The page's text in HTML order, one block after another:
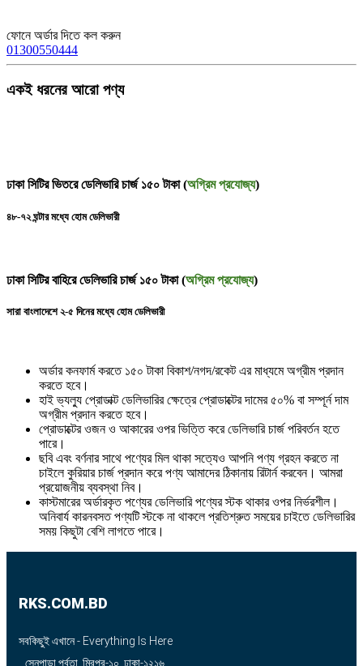
ফোনে অর্ডার দিতে কল করুন
01300550444
একই ধরনের আরো পণ্য
ঢাকা সিটির ভিতরে ডেলিভারি চার্জ ১৫০ টাকা (অগ্রিম প্রযোজ্য)
৪৮-৭২ ঘন্টার মধ্যে হোম ডেলিভারী
ঢাকা সিটির বাহিরে ডেলিভারি চার্জ ১৫০ টাকা (অগ্রিম প্রযোজ্য)
সারা বাংলাদেশে ২-৫ দিনের মধ্যে হোম ডেলিভারী
অর্ডার কনফার্ম করতে ১৫০ টাকা বিকাশ/নগদ/রকেট এর মাধ্যমে অগ্রীম প্রদান
করতে হবে।
হাই ভ্যল্যু প্রোডাক্ট ডেলিভারির ক্ষেত্রে প্রোডাক্টের দামের ৫০% বা সম্পূর্ন দাম
অগ্রীম প্রদান করতে হবে।
প্রোডাক্টের ওজন ও আকারের ওপর ভিত্তি করে ডেলিভারি চার্জ পরিবর্তন হতে
পারে।
ছবি এবং বর্ণনার সাথে পণ্যের মিল থাকা সত্যেও আপনি পণ্য গ্রহন করতে না
চাইলে কুরিয়ার চার্জ প্রদান করে পণ্য আমাদের ঠিকানায় রিটার্ন করবেন। আমরা
প্রয়োজনীয় ব্যবস্থা নিব।
কাস্টমারের অর্ডারকৃত পণ্যের ডেলিভারি পণ্যের স্টক থাকার ওপর নির্ভরশীল।
অনিবার্য কারনবসত পণ্যটি স্টকে না থাকলে প্রতিশ্রুত সময়ের চাইতে ডেলিভারির
সময় কিছুটা বেশি লাগতে পারে।
RKS.COM.BD
সবকিছুই এখানে - Everything Is Here
সেনপাড়া পর্বতা, মিরপুর-১০, ঢাকা-১২১৬